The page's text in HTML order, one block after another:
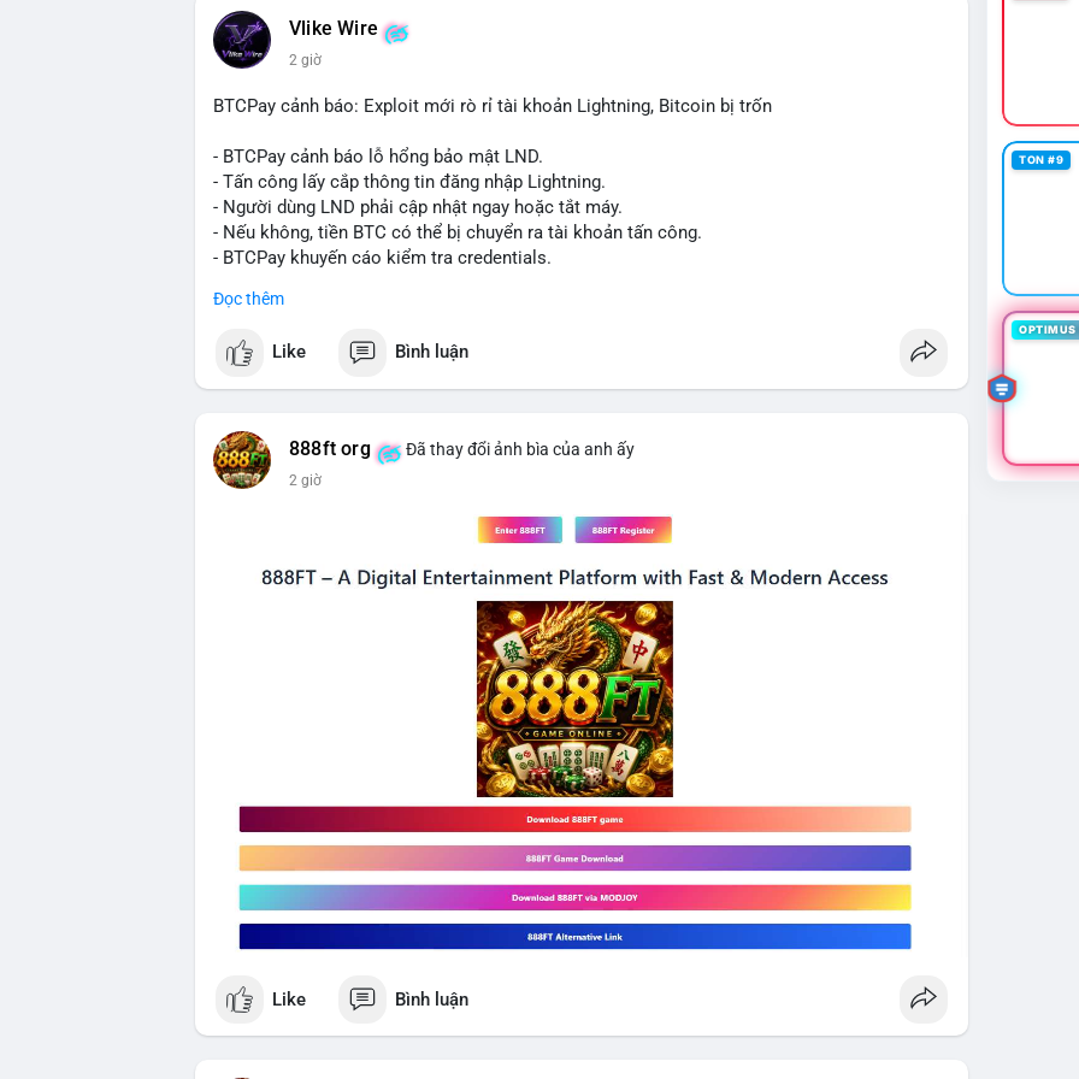
quyết định áp lực cung ngắn hạn lên thị trường. Tâm lý nhà đầu tư có thể dao động nhẹ khi
xuất hiện dòng tiền lớn, nhưng chưa đủ để tạo biến động giá mạnh nếu không có thêm các
lệnh chuyển tiếp theo.
Lời khuyên:
định xu hướng rõ ràng hơn. Tránh hành động vội vàng dựa trên một giao dịch đơn lẻ, hãy kết
hợp với khối lượng giao dịch chung và biểu đồ giá để đưa ra quyết định hợp lý.
#289btc #chuyenvilon #giaodichchuaxacnhan #biendongcung
Vlike Wire
2 giờ
BTCPay cảnh báo: Exploit mới rò rỉ tài khoản Lightning, Bitcoin bị trốn
- BTCPay cảnh báo lỗ hổng bảo mật LND.
- Tấn công lấy cắp thông tin đăng nhập Lightning.
- Người dùng LND phải cập nhật ngay hoặc tắt máy.
- Nếu không, tiền BTC có thể bị chuyển ra tài khoản tấn công.
- BTCPay khuyến cáo kiểm tra credentials.
#binancesquare
$btc
📰 Nguồn: CoinDesk
Đọc thêm
Like Bình luận
888ft org Đã thay đổi ảnh bìa của anh ấy
2 giờ
Like Bình luận
TON #9
OPTIMUS